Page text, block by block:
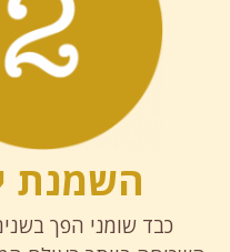
השמנת
כבד שומני הפך